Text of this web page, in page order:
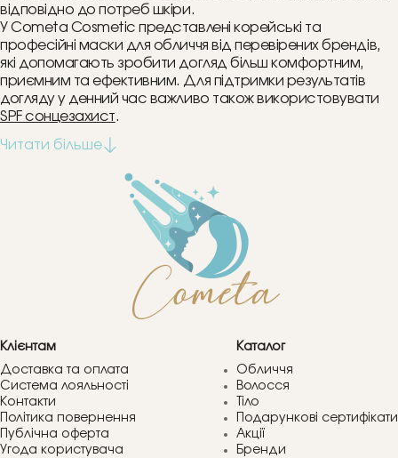
відповідно до потреб шкіри.
У Cometa Cosmetic представлені корейські та
професійні маски для обличчя від перевірених брендів,
які допомагають зробити догляд більш комфортним,
приємним та ефективним. Для підтримки результатів
догляду у денний час важливо також використовувати
SPF сонцезахист.
Клієнтам
Доставка та оплата
Система лояльності
Контакти
Політика повернення
Публічна оферта
Угода користувача
Каталог
Обличчя
Волосся
Тіло
Подарункові сертифікати
Акції
Бренди